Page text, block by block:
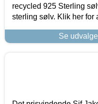
recycled 925 Sterling
sterling sølv. Klik her for
Se